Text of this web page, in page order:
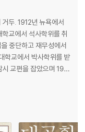
두. 1912년 뉴욕에서
교에서 석사학위를 취
중단하고 재무성에서
학교에서 박사학위를 받
시 교편을 잡았으며 194
까지 교수로 재직했
사망시까지 스탠포
시장경제 원칙을 중시